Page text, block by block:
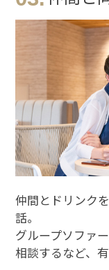
※You will be
clicking each hotel
Rates and the
You can see the FAQ
仲間とドリンク
話。
グループソファ
相談するなど、